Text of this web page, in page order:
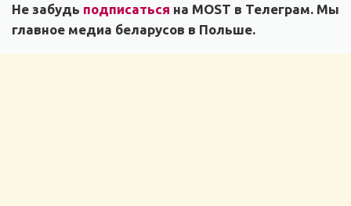
Не забудь подписаться на MOST в Телеграм. Мы
главное медиа беларусов в Польше.